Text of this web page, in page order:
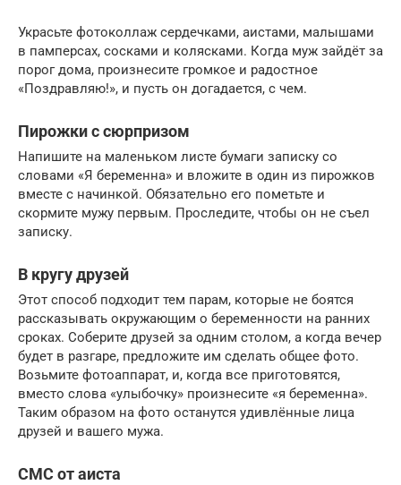
Украсьте фотоколлаж сердечками, аистами, малышами
в памперсах, сосками и колясками. Когда муж зайдёт за
порог дома, произнесите громкое и радостное
«Поздравляю!», и пусть он догадается, с чем.
Пирожки с сюрпризом
Напишите на маленьком листе бумаги записку со
словами «Я беременна» и вложите в один из пирожков
вместе с начинкой. Обязательно его пометьте и
скормите мужу первым. Проследите, чтобы он не съел
записку.
В кругу друзей
Этот способ подходит тем парам, которые не боятся
рассказывать окружающим о беременности на ранних
сроках. Соберите друзей за одним столом, а когда вечер
будет в разгаре, предложите им сделать общее фото.
Возьмите фотоаппарат, и, когда все приготовятся,
вместо слова «улыбочку» произнесите «я беременна».
Таким образом на фото останутся удивлённые лица
друзей и вашего мужа.
СМС от аиста